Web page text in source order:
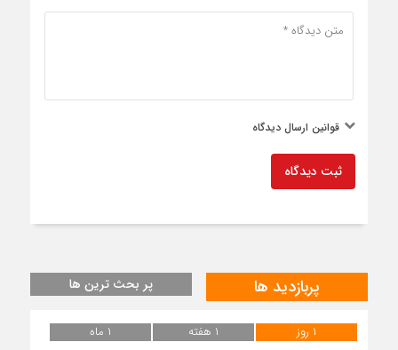
قوانین ارسال دیدگاه
ثبت دیدگاه
پربازدید ها پر بحث ترین ها
۱ روز ۱ هفته
۱ ماه